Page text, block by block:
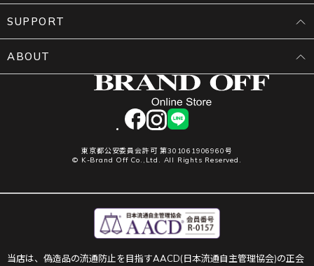
facebookinstagram
LINE
東京都公安委員会許可 第301061906960号
© K-Brand Off Co.,Ltd. All Rights Reserved.
SUPPORT
ABOUT
当店は、偽造品の流通防止を目指すAACD(日本流通自主管理協会)の正会